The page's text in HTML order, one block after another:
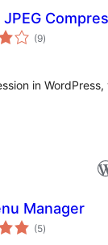
JPEG
(9कुल
दर)
in
Manager
(5कुल
दर)